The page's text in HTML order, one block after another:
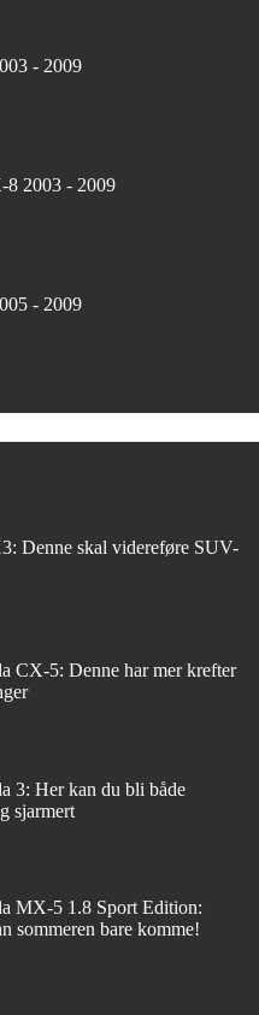
- 2009
8 2003 - 2009
- 2009
Denne skal videreføre SUV-
CX-5: Denne har mer krefter
3: Her kan du bli både
sjarmert
MX-5 1.8 Sport Edition:
sommeren bare komme!